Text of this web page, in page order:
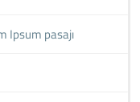
Ipsum pasajı